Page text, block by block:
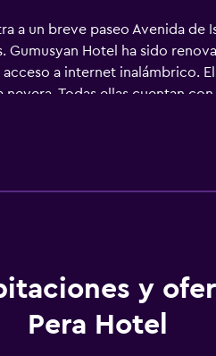
a un breve paseo Avenida de
Gumusyan Hotel ha sido
a internet inalámbrico.
Todas ellas cuentan
una copa en el interior o
y
Pera Hotel